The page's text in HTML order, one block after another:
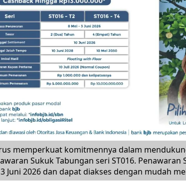
memperkuat komitmennya dalam
Sukuk Tabungan seri ST016.
Juni 2026 dan dapat diakses dengan mudah